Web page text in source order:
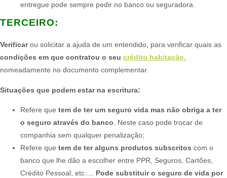
entregue pode sempre pedir no banco ou seguradora.
TERCEIRO:​
Verificarou solicitar a ajuda de um entendido, para verificar quais as
condições em que contratou o seu crédito habitação,
nomeadamente no documento complementar.​
Situações que podem estar na escritura:
Refere que tem de ter um seguro vida mas não obriga a ter
o seguro através do banco . Neste caso pode trocar de
companhia sem qualquer penalização;
Refere que tem de ter alguns produtos subscritos com o
banco que lhe dão a escolher entre PPR, Seguros, Cartões,
Crédito Pessoal, etc…. Pode substituir o seguro de vida por